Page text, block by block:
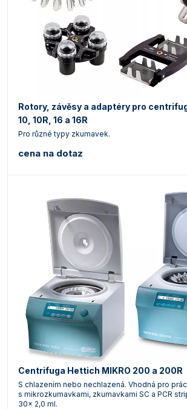
Rotory, závěsy a adaptéry pro
10, 10R, 16 a 16R
Pro různé typy zkumavek.
cena na dotaz
Centrifuga Hettich MIKRO 200 a 200R
S chlazením nebo nechlazená. Vhodná pro
s mikrozkumavkami, zkumavkami SC a PCR
30x 2,0 ml.